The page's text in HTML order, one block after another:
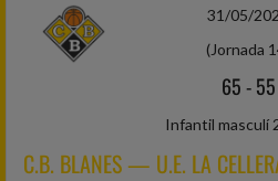
31/05/
(Jornada
65-55
Infantil masculí
C.B. BLANES — U.E. LA